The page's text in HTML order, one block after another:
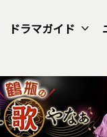
ドラマガイド